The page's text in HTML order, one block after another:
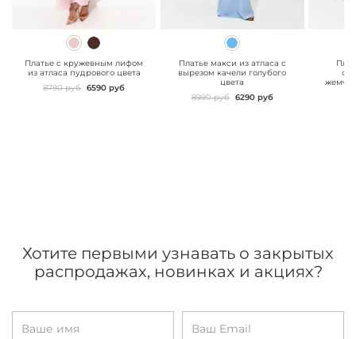
" class="js-prevent-
Платье с кружевным лифом
из атласа пудрового цвета
8790 руб 6590 руб
" class="js-prevent-
Платье макси из атласа с
вырезом качели голубого
цвета
8990 руб 6290 руб
Хотите первыми узнавать о закрытых
распродажах, новинках и акциях?